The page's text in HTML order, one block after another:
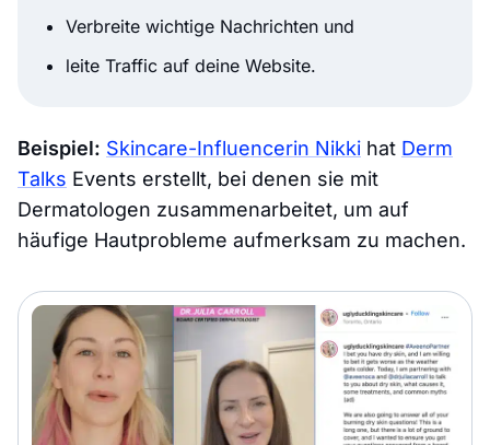
Verbreite wichtige Nachrichten und
leite Traffic auf deine Website.
Beispiel: Skincare-Influencerin Nikki hat Derm
Talks Events erstellt, bei denen sie mit
Dermatologen zusammenarbeitet, um auf
häufige Hautprobleme aufmerksam zu machen.